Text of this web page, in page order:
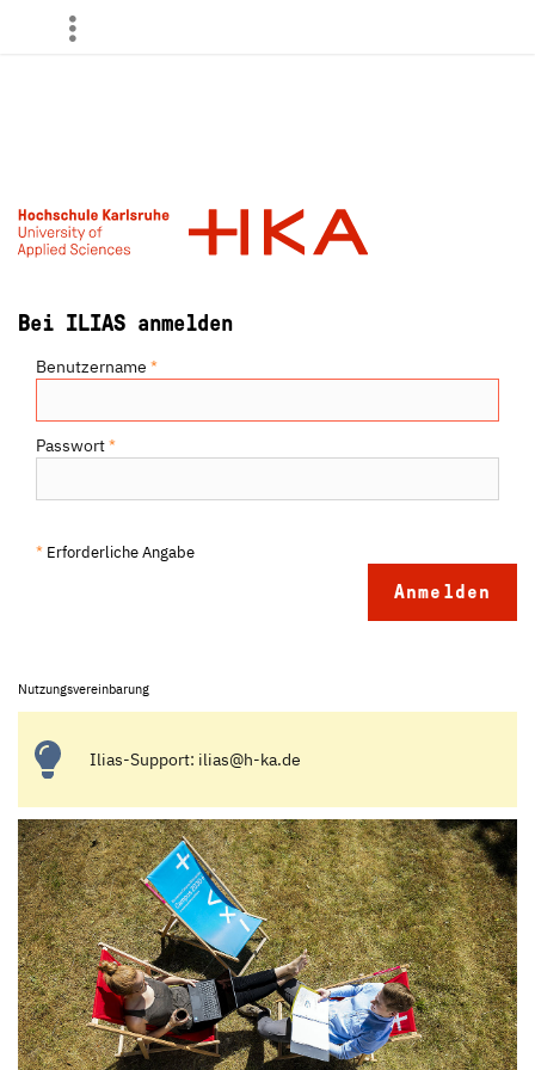
Bei ILIAS anmelden
Benutzername *
Passwort*
* Erforderliche Angabe
Nutzungsvereinbarung
Ilias-Support: ilias@h-ka.de